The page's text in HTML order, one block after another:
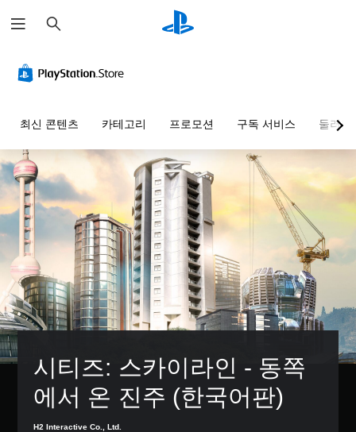
색
최신 콘텐츠 카테고리 프로모션 구독 서비스 둘러보
시티즈: 스카이라인 - 동쪽
에서 온 진주 (한국어판)
H2 Interactive Co., Ltd.